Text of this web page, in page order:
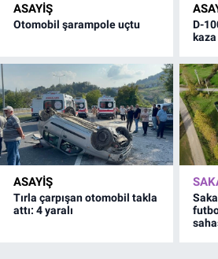
ASAYİŞ
Otomobil şarampole uçtu
D-
kaza
ASAYİŞ
Tırla çarpışan otomobil takla
attı: 4 yaralı